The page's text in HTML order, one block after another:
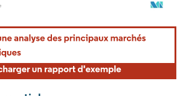
La réutilisation nécessite une attribution sous CC BY